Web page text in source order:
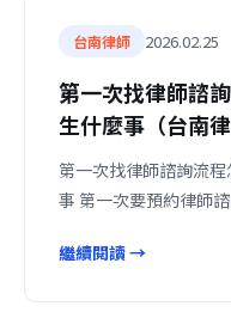
台南律師 2026.02.25
第一次找律師諮
生什麼事（台南律
第一次找律師諮詢流
事 第一次要預約律師
繼續閱讀 →